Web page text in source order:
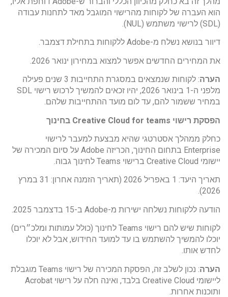
הוא העברה של לקוחות מהרישוי המוגבל מאד לתחנות עבודה
(SDL) לרישוי משתמש (NUL).
דיוור בנושא נשלח מ-Adobe ללקוחות בתחילת דצמבר.
את המחירים החדשים אפשר למצוא במחירון ינואר 2026.
הערה
: לקוחות שנמצאים במסגרת התחייבות 3 שנים פעילה
מלפני ה-1 בינואר 2026, יהיו זכאים להמשיך לרכוש רישוי SDL
במחיר ששמור להם, עד לום מועד ההתחייבות שלהם.
הפסקת רישוי
Creative Cloud for teams
בחינוך
כחלק ממהלך אסטרטגי שהיא מבצעת למעבר לרישוי
Enterprise בתחום החינוך, הכריזה Adobe על סיום המכירה של
יישומי Creative Cloud ברישוי Teams לחינוך גבוה.
תאריך היעד: 1 באפריל 2026 (תאריך הזמנה אחרון: 31 במרץ
2026).
הודעה ללקוחות נשלחה ישירות מ-Adobe ב-15 בדצמבר 2025.
לקוחות שיש להם רישוי Teams לחינוך (כולל עמותות ומלכ״רים)
יוכלו להמשיך להשתמש בו עד למועד החידוש, אבל לא יוכלו
לחדש אותו.
הערה
: נכון לשלב זה, הפסקת המכירה של רישוי Teams מוגבלת
ליישומי Creative Cloud בלבד, ואינה חלה על רישוי Acrobat
ותוכנות אחרות.